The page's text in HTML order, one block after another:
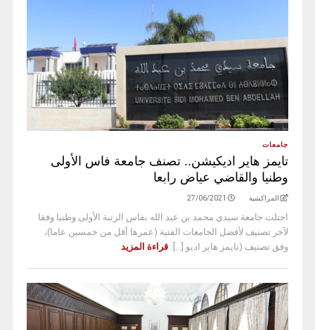
جامعات
تايمز هاير اديكيشن.. تصنف جامعة فاس الأولى
وطنيا والقاضي عياض رابعا
المراكشية 27/06/2021
احتلت جامعة سيدي محمد بن عبد الله بفاس الرتبة الأولى وطنيا وفقا
لآخر تصنيف لأفضل الجامعات الفتية (عمرها أقل من خمسين عاما)،
وفق تصنيف (تايمز هاير اديو [...]
قراءة المزيد